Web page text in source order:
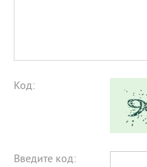
Код:
Введите код: